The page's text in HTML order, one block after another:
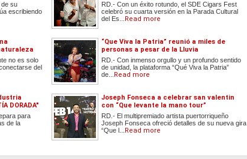
de su
escribiendo
RD.- Con un éxito rotundo, el SDE Cigars Fest
celebró su cuarta versión en la Parada Cultural
del Es...
Read more
no es solo
del
“Que Viva la Patria” reunió a miles de
personas a pesar de la Lluvia
RD.- Con inmenso orgullo y un profundo sentido
de unidad, la plataforma “Qué Viva la Patria”
de...
Read more
DORADA"
para
de la
Joseph Fonseca a celebrar san valentin
con “Que levante la mano tour”
RD.- El multipremiado artista puertorriqueño
Joseph Fonseca ofreció detalles de su nueva gira
“Que l...
Read more